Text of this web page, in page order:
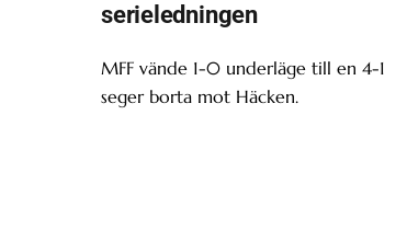
serieledningen
MFF vände 1-0 underläge till en 4-1
seger borta mot Häcken.